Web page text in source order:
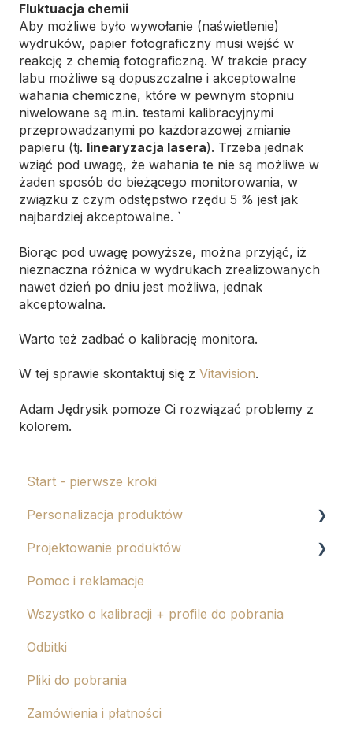
Fluktuacja chemii
Aby możliwe było wywołanie (naświetlenie)
wydruków, papier fotograficzny musi wejść w
reakcję z chemią fotograficzną. W trakcie pracy
labu możliwe są dopuszczalne i akceptowalne
wahania chemiczne, które w pewnym stopniu
niwelowane są m.in. testami kalibracyjnymi
przeprowadzanymi po każdorazowej zmianie
papieru (tj. linearyzacja lasera). Trzeba jednak
wziąć pod uwagę, że wahania te nie są możliwe w
żaden sposób do bieżącego monitorowania, w
związku z czym odstępstwo rzędu 5 % jest jak
najbardziej akceptowalne. `
Biorąc pod uwagę powyższe, można przyjąć, iż
nieznaczna różnica w wydrukach zrealizowanych
nawet dzień po dniu jest możliwa, jednak
akceptowalna.
Warto też zadbać o kalibrację monitora.
W tej sprawie skontaktuj się z Vitavision.
Adam Jędrysik pomoże Ci rozwiązać problemy z
kolorem.
Start - pierwsze kroki
Personalizacja produktów
Tłoczenie
Grawer
Projektowanie produktów
Albumy eko i tablo
Kalendarze
Magnesy
Pomoc i reklamacje
Wszystko o kalibracji + profile do pobrania
Odbitki
Pliki do pobrania
Zamówienia i płatności